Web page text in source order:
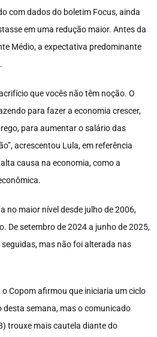
com dados do boletim Focus, ainda
em uma redução maior. Antes da
Médio, a expectativa predominante
que vocês não têm noção. O
para fazer a economia crescer,
para aumentar o salário das
acrescentou Lula, em referência
causa na economia, como a
no maior nível desde julho de 2006,
De setembro de 2024 a junho de 2025,
mas não foi alterada nas
Copom afirmou que iniciaria um ciclo
desta semana, mas o comunicado
trouxe mais cautela diante do